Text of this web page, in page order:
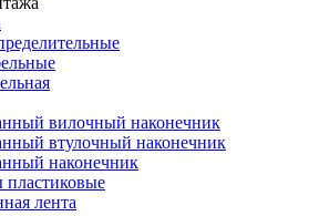
вилочный наконечник
втулочный наконечник
наконечник
пластиковые
лента